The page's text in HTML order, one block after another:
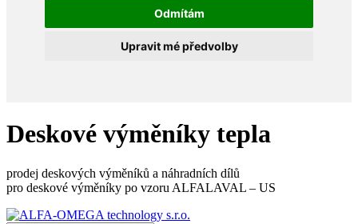
Odmítám
Upravit mé předvolby
Deskové výměníky tepla
prodej deskových výměníků a náhradních dílů
pro deskové výměníky po vzoru ALFALAVAL – US